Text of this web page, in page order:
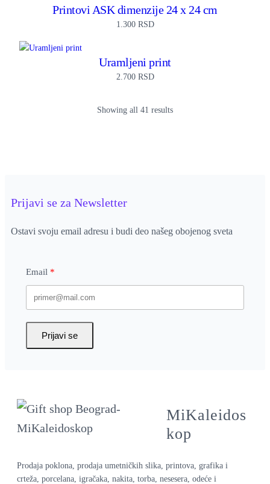
Printovi ASK dimenzije 24 x 24 cm
1.300 RSD
Uramljeni print
2.700 RSD
Showing all 41 results
Prijavi se za Newsletter
Ostavi svoju email adresu i budi deo našeg obojenog sveta
Email
Prijavi se
MiKaleidos
kop
Prodaja poklona, prodaja umetničkih slika, printova, grafika i
crteža, porcelana, igračaka, nakita, torba, nesesera, odeće i